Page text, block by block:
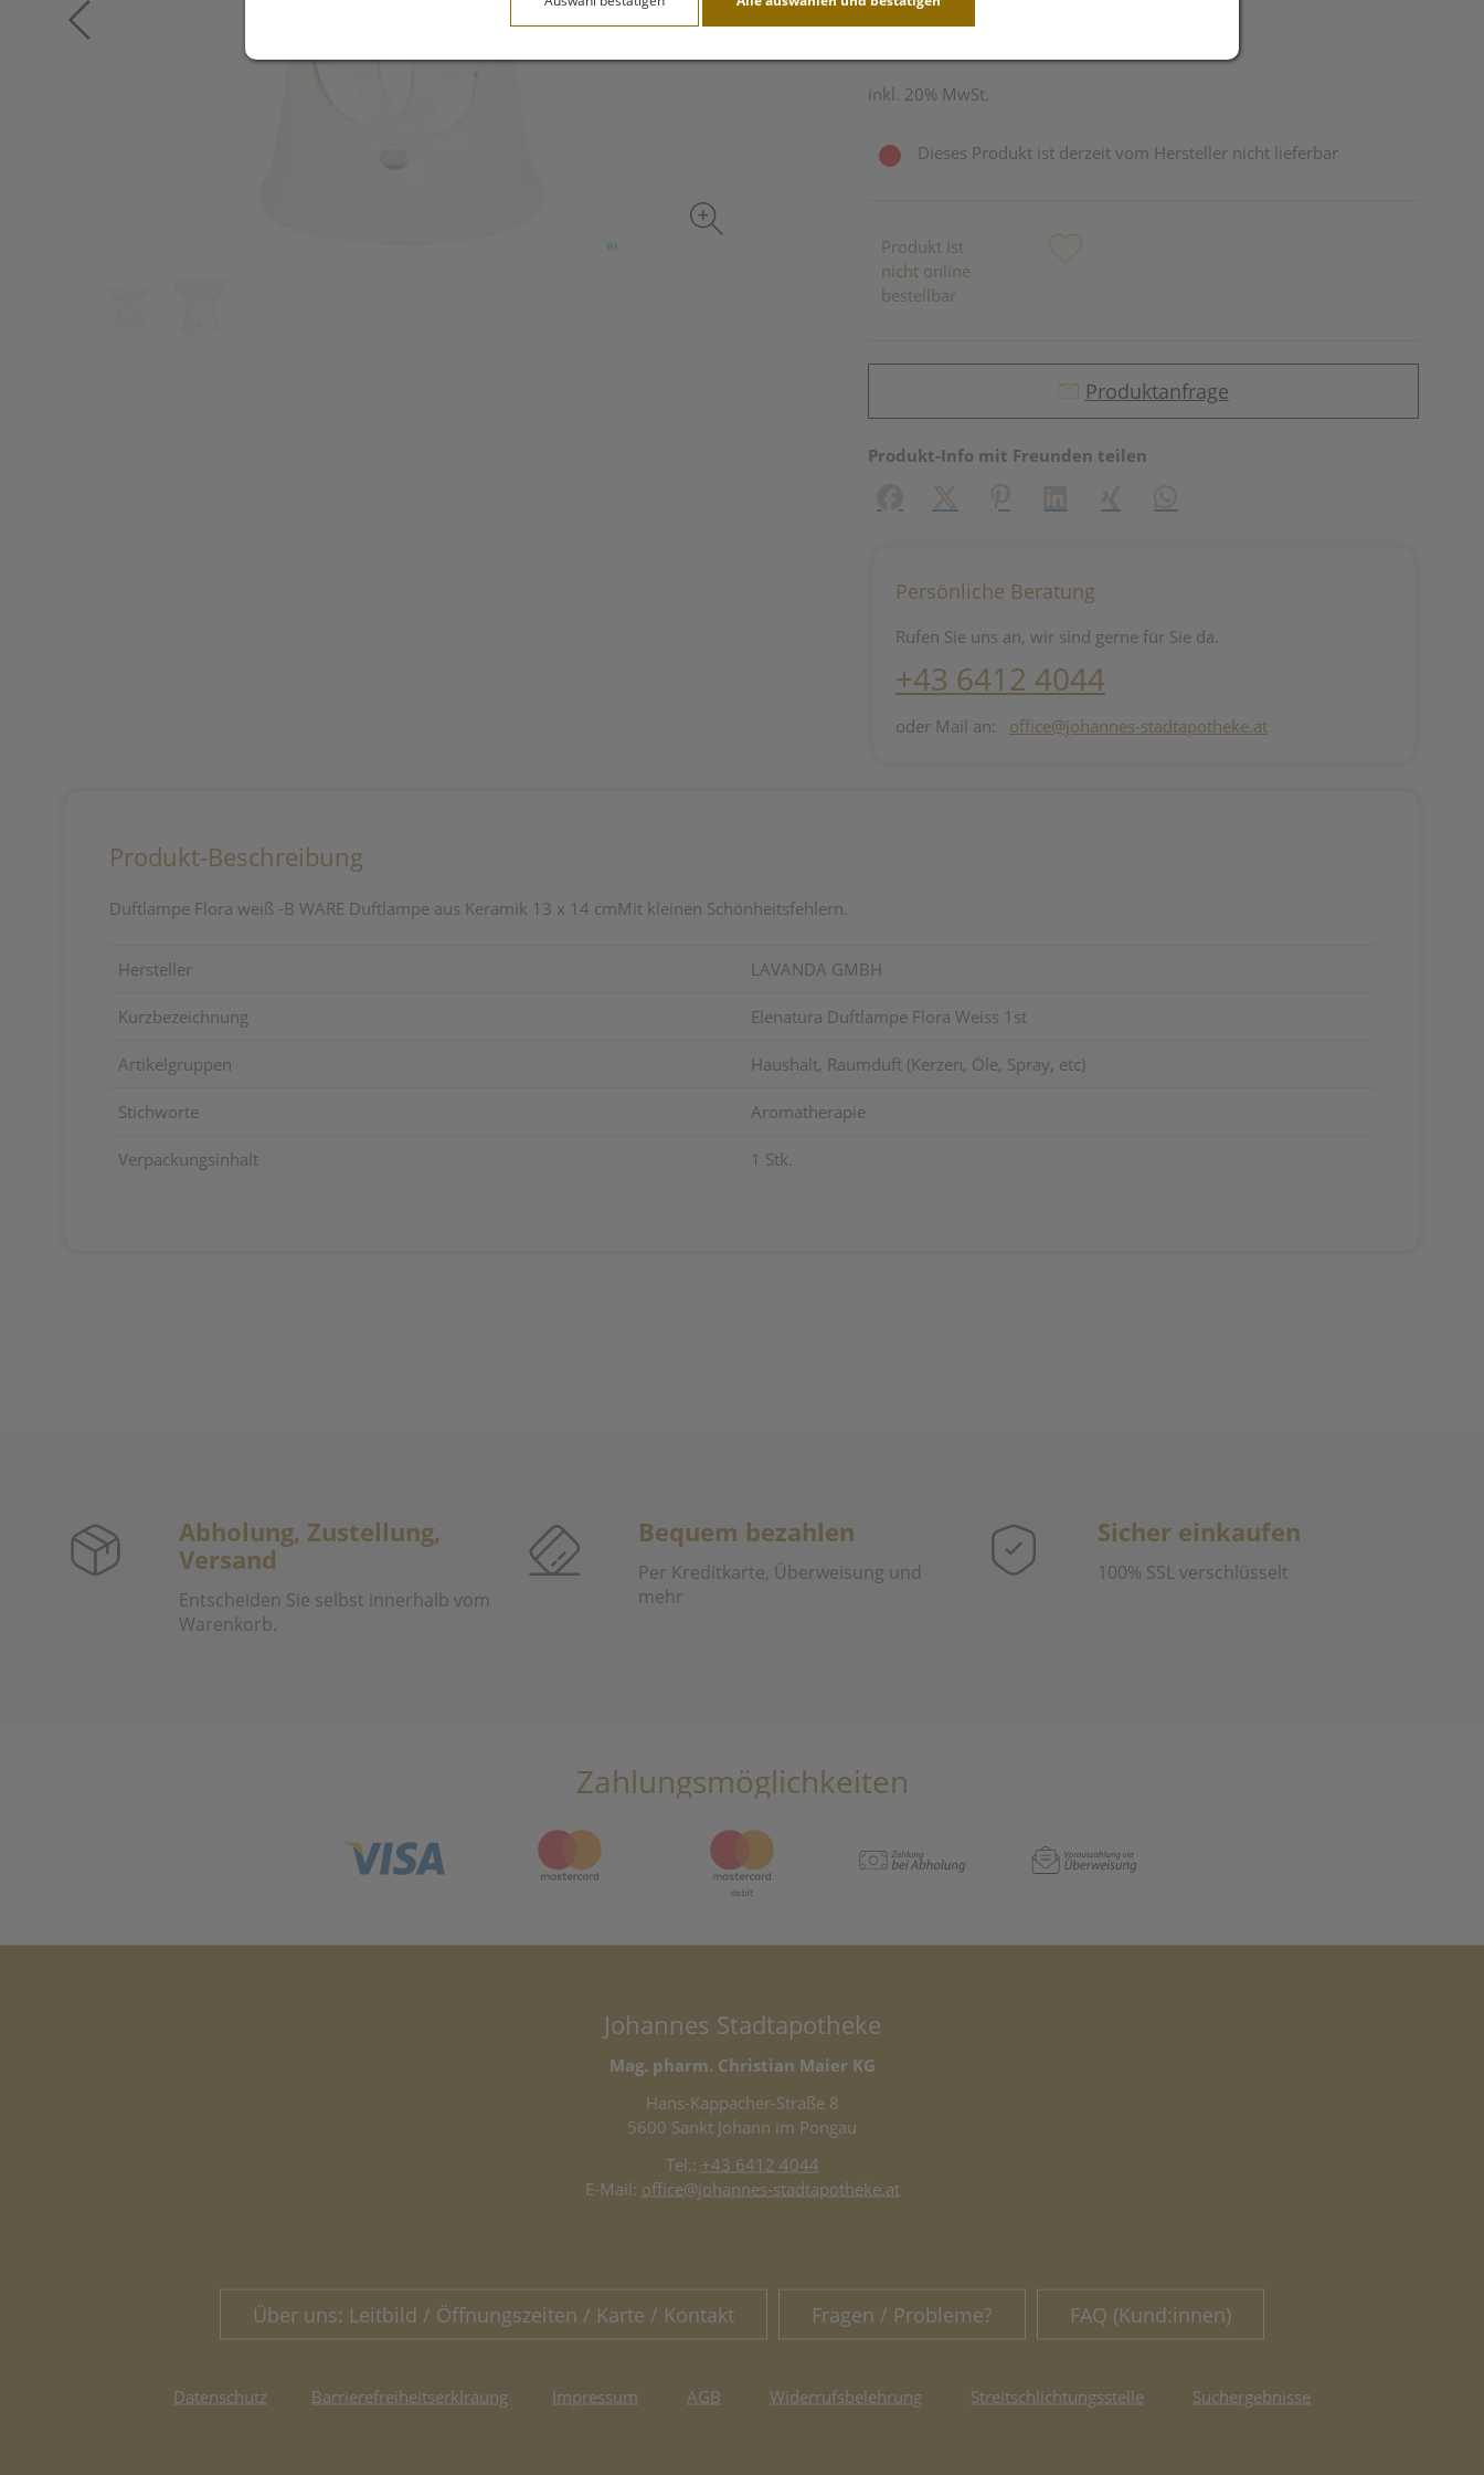
inkl. 20% MwSt.
Dieses Produkt ist derzeit vom Hersteller nicht lieferbar
Produkt ist
nicht online
bestellbar
Produktanfrage
Produkt-Info mit Freunden teilen
Persönliche Beratung
Rufen Sie uns an, wir sind gerne für Sie da.
+43 6412 4044
oder Mail an: office@johannes-stadtapotheke.at
Produkt-Beschreibung
Duftlampe Flora weiß -B WARE Duftlampe aus Keramik 13 x 14 cmMit kleinen Schönheitsfehlern.
Hersteller LAVANDA GMBH
Kurzbezeichnung Elenatura Duftlampe Flora Weiss 1st
Artikelgruppen Haushalt, Raumduft (Kerzen, Öle, Spray, etc)
Stichworte Aromatherapie
Verpackungsinhalt 1 Stk.
Abholung, Zustellung,
Versand
Entscheiden Sie selbst innerhalb vom
Warenkorb.
Bequem bezahlen
Per Kreditkarte, Überweisung und
mehr
Sicher einkaufen
100% SSL verschlüsselt
Zahlungsmöglichkeiten
Johannes Stadtapotheke
Mag. pharm. Christian Maier KG
Hans-Kappacher-Straße 8
5600 Sankt Johann im Pongau
Tel.: +43 6412 4044
E-Mail: office@johannes-stadtapotheke.at
Über uns: Leitbild / Öffnungszeiten / Karte / Kontakt Fragen / Probleme? FAQ (Kund:innen)
Datenschutz Barrierefreiheitserklräung Impressum AGB Widerrufsbelehrung Streitschlichtungsstelle Suchergebnisse